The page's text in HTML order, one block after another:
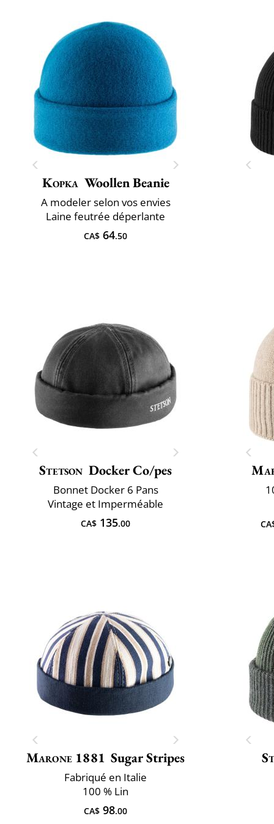
Kopka Woollen Beanie
A ​modeler selon vos envies
Laine feutrée déperlante
CA$ 64.50
Stetson Docker Co/pes
Bonnet Docker 6 Pans
Vintage et Imperméable
CA$ 135.00
Marone 1881 Sugar Stripes
Fabriqué en Italie
100 % Lin
CA$ 98.00